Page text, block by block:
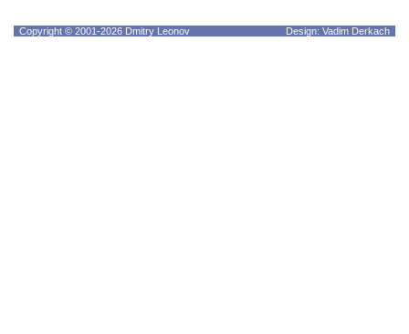
Copyright © 2001-2026 Dmitry Leonov Design: Vadim Derkach